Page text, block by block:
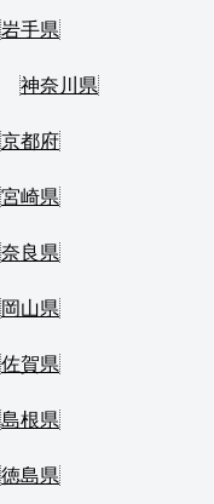
岩手県
神奈川県
京都府
宮崎県
奈良県
岡山県
佐賀県
島根県
徳島県